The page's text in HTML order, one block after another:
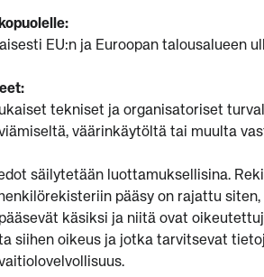
EU:n ja Euroopan talousalueen
tekniset ja organisatoriset
väärinkäytöltä tai muulta
säilytetään luottamuksellisina.
pääsy on rajattu
käsiksi ja niitä ovat
siihen oikeus ja jotka tarvitsevat